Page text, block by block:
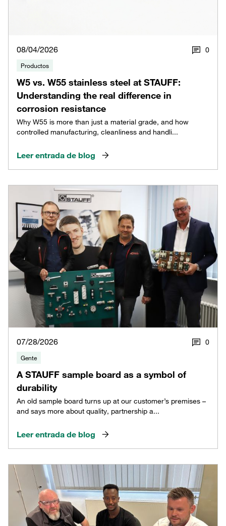
08/04/2026 0
Productos
W5 vs. W55 stainless steel at STAUFF:
Understanding the real difference in
corrosion resistance
Why W55 is more than just a material grade, and how
controlled manufacturing, cleanliness and handli...
Leer entrada de blog
07/28/2026 0
Gente
A STAUFF sample board as a symbol of
durability
An old sample board turns up at our customer’s premises –
and says more about quality, partnership a...
Leer entrada de blog